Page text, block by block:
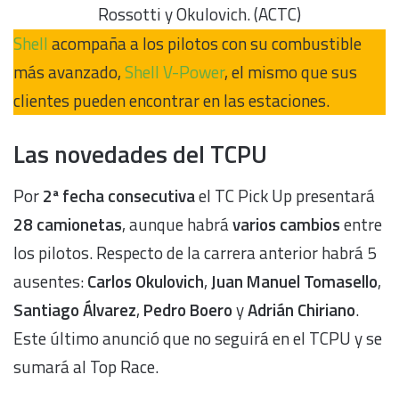
Rossotti y Okulovich. (ACTC)
Shell acompaña a los pilotos con su combustible
más avanzado,Shell V-Power, el mismo que sus
clientes pueden encontrar en las estaciones.
Las novedades del TCPU
Por2ª fecha consecutivael TC Pick Up presentará
28 camionetas, aunque habrávarios cambiosentre
los pilotos. Respecto de la carrera anterior habrá 5
ausentes:Carlos Okulovich,Juan Manuel Tomasello,
Santiago Álvarez, Pedro BoeroyAdrián Chiriano.
Este último anunció que no seguirá en el TCPU y se
sumará al Top Race.